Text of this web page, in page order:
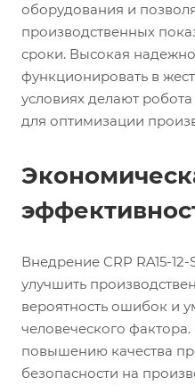
оборудования и
производственных
сроки. Высокая
функционировать в
условиях делают
для оптимизации
Внедрение CRP RA15-
улучшить
вероятность ошибок и
человеческого
повышению качества
безопасности на